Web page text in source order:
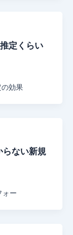
定くらい
効果
らない新規
ォー